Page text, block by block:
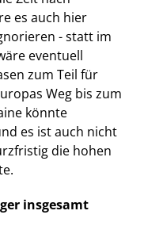
es auch hier
- statt im
eventuell
zum Teil für
Weg bis zum
könnte
es ist auch nicht
die hohen
insgesamt